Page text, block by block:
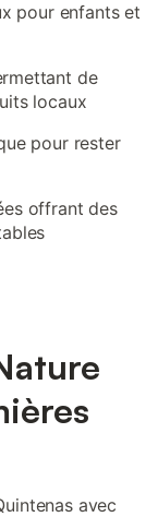
pour enfants et
de
locaux
pour rester
offrant des
avec